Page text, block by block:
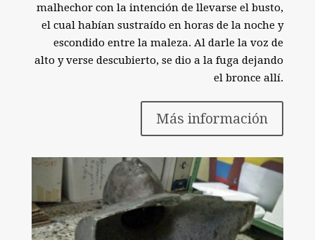
malhechor con la intención de llevarse el busto,
el cual habían sustraído en horas de la noche y
escondido entre la maleza. Al darle la voz de
alto y verse descubierto, se dio a la fuga dejando
el bronce allí.
Más información